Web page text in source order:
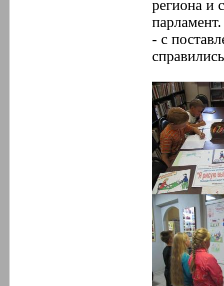
региона и
- с